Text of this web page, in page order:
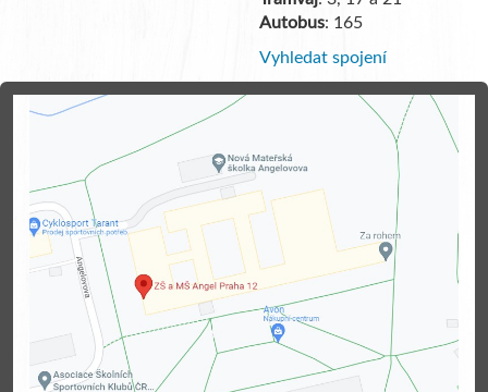
Autobus: 165
Vyhledat spojení